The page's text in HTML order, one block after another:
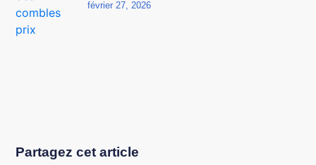
février 27, 2026
Partagez cet article